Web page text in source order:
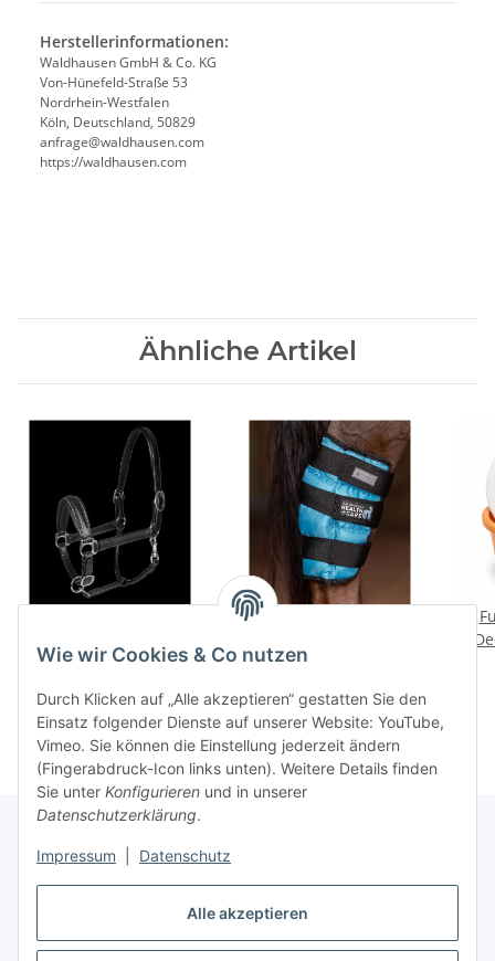
Alle akzeptieren
Wie wir Cookies & Co nutzen
Durch Klicken auf „Alle akzeptieren“ gestatten Sie den
Einsatz folgender Dienste auf unserer Website: YouTube,
Vimeo. Sie können die Einstellung jederzeit ändern
(Fingerabdruck-Icon links unten). Weitere Details finden
Sie unter Konfigurieren und in unserer
Datenschutzerklärung.
Impressum Datenschutz
Herstellerinformationen:
Waldhausen GmbH & Co. KG
Von-Hünefeld-Straße 53
Nordrhein-Westfalen
Köln, Deutschland, 50829
anfrage@waldhausen.com
https://waldhausen.com
Ähnliche Artikel
Schwarz VB –
89,95 €*
Waldhausen Health +
Kühlgamasche Gel,
44,95 €
Gesetzliche Informationen